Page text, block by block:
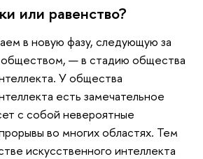
или равенство?
в новую фазу, следующую за
— в стадию общества
У общества
есть замечательное
с собой невероятные
во многих областях. Тем
искусственного интеллекта